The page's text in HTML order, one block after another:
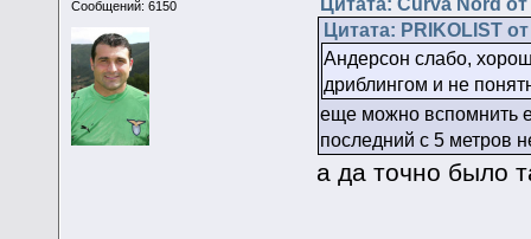
Сообщений: 6150
Цитата: PRIKOLIST
Андерсон слабо,
дриблингом и не
еще можно вспомнить
последний с 5 метров
а да точно было